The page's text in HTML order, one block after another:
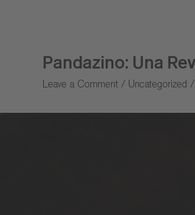
Pandazino: Una
Leave a Comment / Uncategorized